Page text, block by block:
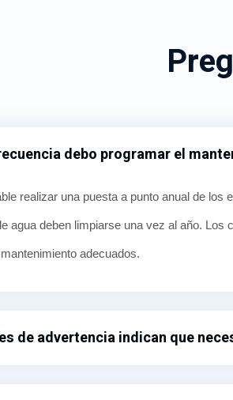
debo programar el
realizar una puesta a punto anual de
agua deben limpiarse una vez al año.
adecuados.
de advertencia indican que